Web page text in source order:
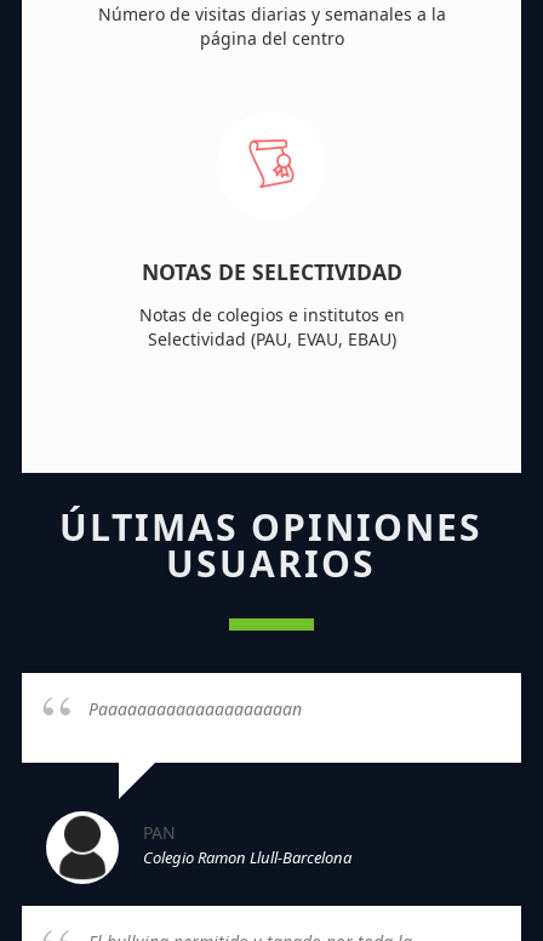
Número de visitas diarias y semanales a la
página del centro
NOTAS DE SELECTIVIDAD
Notas de colegios e institutos en
Selectividad (PAU, EVAU, EBAU)
ÚLTIMAS OPINIONES
USUARIOS
Paaaaaaaaaaaaaaaaaaaan
PAN
Colegio Ramon Llull-Barcelona